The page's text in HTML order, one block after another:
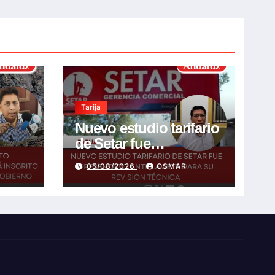
en
Tarija
Nuevo estudio tarifario
de Setar fue
presentado ante la
AETN para su revisión
técnica
05/08/2026 OSMAR